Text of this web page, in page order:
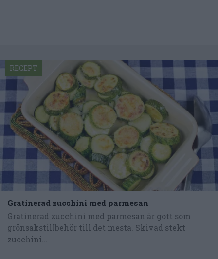
Gratinerad zucchini med parmesan
Gratinerad zucchini med parmesan är gott som
grönsakstillbehör till det mesta. Skivad stekt
zucchini...
RECEPT